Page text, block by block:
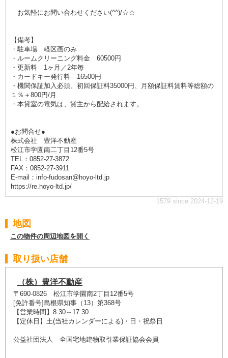
お気軽にお問い合わせください(^^)/☆☆
【備考】
・駐車場 軽区画のみ
・ルームクリーニング料金 60500円
・更新料 1ヶ月／2年毎
・カードキー発行料 16500円
・機関保証加入必須。初回保証料35000円、月額保証料賃料等総額の
１％＋800円/月
・本貸室の電気は、貸主から配給されます。
●お問合せ●
株式会社 豊洋不動産
松江市学園南二丁目12番5号
TEL：0852-27-3872
FAX：0852-27-3911
E-mail：info-fudosan@hoyo-ltd.jp
https://re.hoyo-ltd.jp/
1579 since 2024-12-19
地図
この物件の周辺地図を開く
取り扱い店舗
（株）豊洋不動産
〒690-0826 松江市学園南2丁目12番5号
[免許番号]島根県知事（13）第368号
【営業時間】8:30～17:30
【定休日】土(当社カレンダーによる)・日・祝祭日
公益社団法人 全国宅地建物取引業保証協会会員